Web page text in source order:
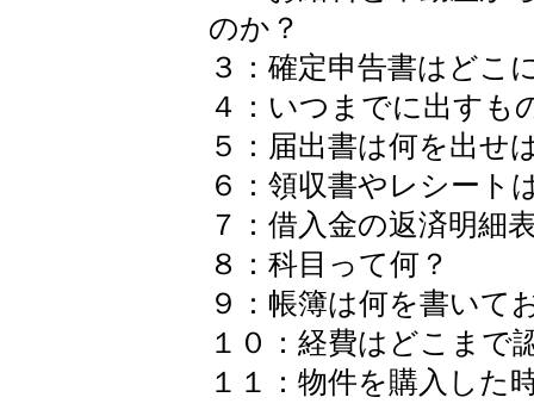
のか？
３：確定申告書はどこ
４：いつまでに出すも
５：届出書は何を出せ
６：領収書やレシート
７：借入金の返済明細
８：科目って何？
９：帳簿は何を書いて
１０：経費はどこまで
１１：物件を購入した